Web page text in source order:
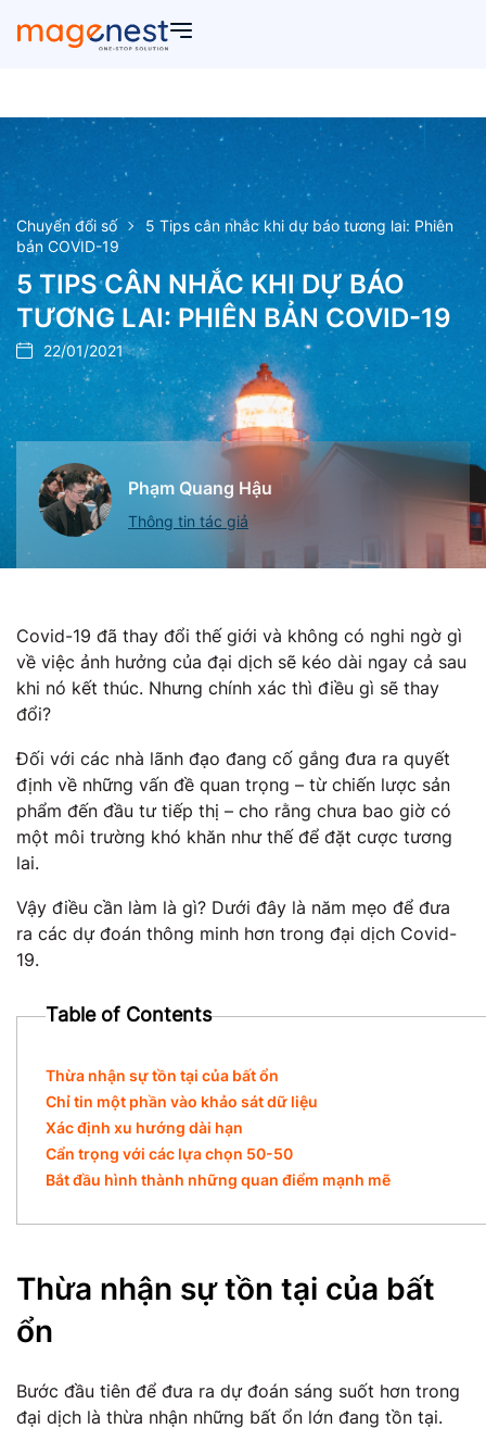
Chuyển đổi số
5 Tips cân nhắc khi dự báo tương lai: Phiên
bản COVID-19
5 TIPS CÂN NHẮC KHI DỰ BÁO
TƯƠNG LAI: PHIÊN BẢN COVID-19
22/01/2021
Phạm Quang Hậu
Thông tin tác giả
Covid-19 đã thay đổi thế giới và không có nghi ngờ gì
về việc ảnh hưởng của đại dịch sẽ kéo dài ngay cả sau
khi nó kết thúc. Nhưng chính xác thì điều gì sẽ thay
đổi?
Đối với các nhà lãnh đạo đang cố gắng đưa ra quyết
định về những vấn đề quan trọng – từ chiến lược sản
phẩm đến đầu tư tiếp thị – cho rằng chưa bao giờ có
một môi trường khó khăn như thế để đặt cược tương
lai.
Vậy điều cần làm là gì? Dưới đây là năm mẹo để đưa
ra các dự đoán thông minh hơn trong đại dịch Covid-
19.
Table of Contents
Thừa nhận sự tồn tại của bất ổn
Chỉ tin một phần vào khảo sát dữ liệu
Xác định xu hướng dài hạn
Cẩn trọng với các lựa chọn 50-50
Bắt đầu hình thành những quan điểm mạnh mẽ
Thừa nhận sự tồn tại của bất
ổn
Bước đầu tiên để đưa ra dự đoán sáng suốt hơn trong
đại dịch là thừa nhận những bất ổn lớn đang tồn tại.